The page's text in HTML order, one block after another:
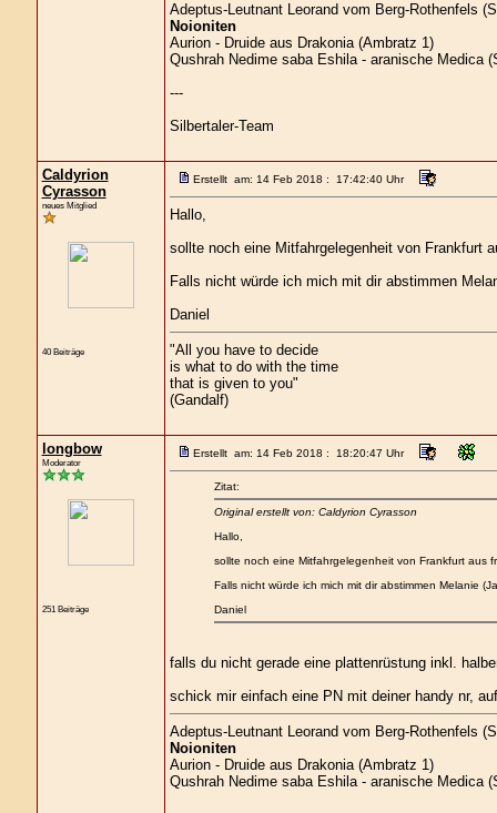
Adeptus-Leutnant Leorand vom Berg-Rothenfels
Noioniten
Aurion - Druide aus Drakonia (Ambratz 1)
Qushrah Nedime saba Eshila - aranische Medica
---
Silbertaler-Team
Caldyrion
Cyrasson
neues Mitglied
40 Beiträge
Erstellt am: 14 Feb 2018 : 17:42:40 Uhr
Hallo,
sollte noch eine Mitfahrgelegenheit von Frankfurt
Falls nicht würde ich mich mit dir abstimmen
Daniel
"All you have to decide
is what to do with the time
that is given to you"
(Gandalf)
longbow
Moderator
251 Beiträge
Erstellt am: 14 Feb 2018 : 18:20:47 Uhr
Zitat:
Original erstellt von: Caldyrion Cyrasson
Hallo,
sollte noch eine Mitfahrgelegenheit von Frankfurt aus
Falls nicht würde ich mich mit dir abstimmen Melanie
Daniel
falls du nicht gerade eine plattenrüstung inkl.
schick mir einfach eine PN mit deiner handy nr,
Adeptus-Leutnant Leorand vom Berg-Rothenfels
Noioniten
Aurion - Druide aus Drakonia (Ambratz 1)
Qushrah Nedime saba Eshila - aranische Medica